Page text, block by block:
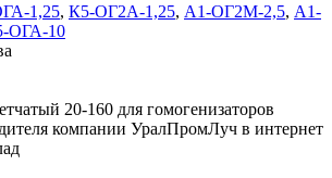
1,25, К5-ОГ2А-1,25, А1-ОГ2М-2,5, А1-
ОГА-10
20-160 для гомогенизаторов
компании УралПромЛуч в интернет